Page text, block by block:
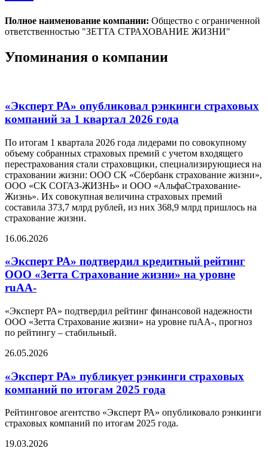
Полное наименование компании: Общество с ограниченной
ответственностью "ЗЕТТА СТРАХОВАНИЕ ЖИЗНИ"
Упоминания о компании
«Эксперт РА» опубликовал рэнкинги страховых
компаний за 1 квартал 2026 года
По итогам 1 квартала 2026 года лидерами по совокупному
объему собранных страховых премий с учетом входящего
перестрахования стали страховщики, специализирующиеся на
страховании жизни: ООО СК «Сбербанк страхование жизни»,
ООО «СК СОГАЗ-ЖИЗНЬ» и ООО «АльфаСтрахование-
Жизнь». Их совокупная величина страховых премий
составила 373,7 млрд рублей, из них 368,9 млрд пришлось на
страхование жизни.
16.06.2026
«Эксперт РА» подтвердил кредитный рейтинг
ООО «Зетта Страхование жизни» на уровне
ruAA-
«Эксперт РА» подтвердил рейтинг финансовой надежности
ООО «Зетта Страхование жизни» на уровне ruAA-, прогноз
по рейтингу – стабильный.
26.05.2026
«Эксперт РА» публикует рэнкинги страховых
компаний по итогам 2025 года
Рейтинговое агентство «Эксперт РА» опубликовало рэнкинги
страховых компаний по итогам 2025 года.
19.03.2026